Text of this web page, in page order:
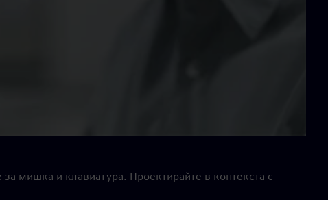
мишка и клавиатура. Проектирайте в контекста с